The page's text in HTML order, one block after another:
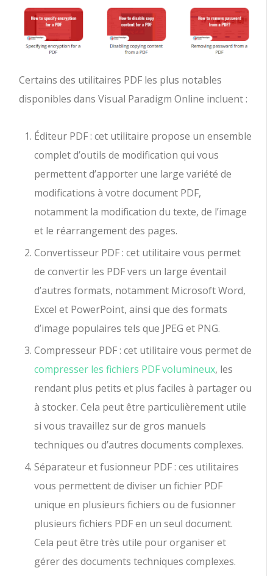
Certains des utilitaires PDF les plus notables
disponibles dans Visual Paradigm Online incluent :
Éditeur PDF : cet utilitaire propose un ensemble
complet d’outils de modification qui vous
permettent d’apporter une large variété de
modifications à votre document PDF,
notamment la modification du texte, de l’image
et le réarrangement des pages.
Convertisseur PDF : cet utilitaire vous permet
de convertir les PDF vers un large éventail
d’autres formats, notamment Microsoft Word,
Excel et PowerPoint, ainsi que des formats
d’image populaires tels que JPEG et PNG.
Compresseur PDF : cet utilitaire vous permet de
compresser les fichiers PDF volumineux, les
rendant plus petits et plus faciles à partager ou
à stocker. Cela peut être particulièrement utile
si vous travaillez sur de gros manuels
techniques ou d’autres documents complexes.
Séparateur et fusionneur PDF : ces utilitaires
vous permettent de diviser un fichier PDF
unique en plusieurs fichiers ou de fusionner
plusieurs fichiers PDF en un seul document.
Cela peut être très utile pour organiser et
gérer des documents techniques complexes.